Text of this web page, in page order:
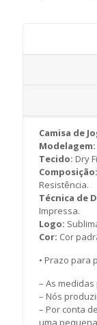
Camisa de
Modelagem:
Tecido: Dry
Composição:
Resistência.
Técnica de
Impressa.
Logo:
Cor: Cor
• Prazo para
– As
– Nós
– Por conta
uma